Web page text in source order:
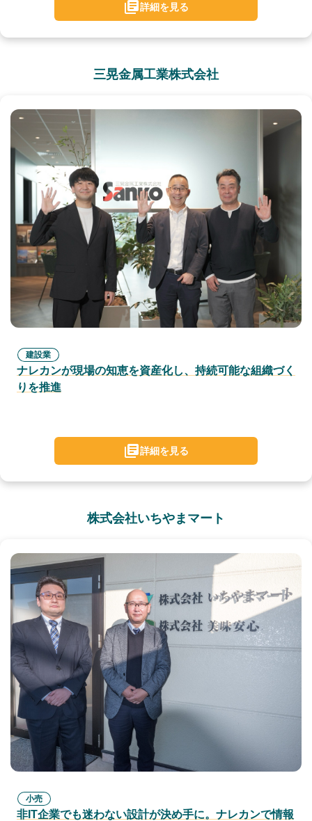
詳細を見る
三晃金属工業株式会社
建設業
ナレカンが現場の知恵を資産化し、持続可能な組織づく
りを推進
詳細を見る
株式会社いちやまマート
小売
非IT企業でも迷わない設計が決め手に。ナレカンで情報